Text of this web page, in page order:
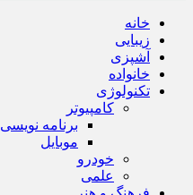
خانه
زیبایی
آشپزی
خانواده
تکنولوژی
کامپیوتر
برنامه نویسی
موبایل
خودرو
علمی